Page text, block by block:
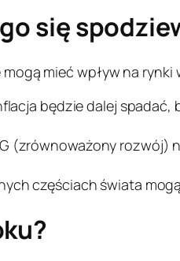
się
mieć wpływ na rynki
będzie dalej spadać,
(zrównoważony rozwój)
częściach świata